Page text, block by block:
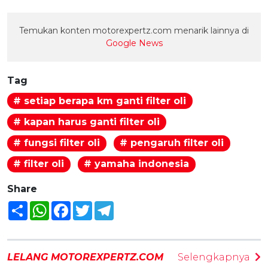
Temukan konten motorexpertz.com menarik lainnya di
Google News
Tag
# setiap berapa km ganti filter oli
# kapan harus ganti filter oli
# fungsi filter oli
# pengaruh filter oli
# filter oli
# yamaha indonesia
Share
Share WhatsAppFacebook
Twitter
LELANG MOTOREXPERTZ.COM Selengkapnya